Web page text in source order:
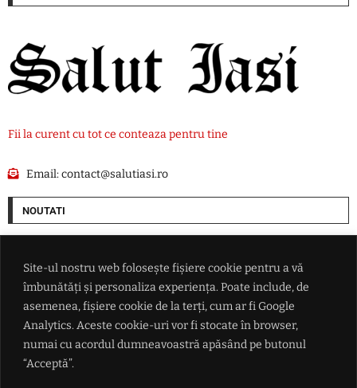
Site-ul nostru web folosește fișiere cookie pentru a vă
îmbunătăți și personaliza experiența. Poate include, de
asemenea, fișiere cookie de la terți, cum ar fi Google
Analytics. Aceste cookie-uri vor fi stocate în browser,
numai cu acordul dumneavoastră apăsând pe butonul
“Acceptă”.
Fii la curent cu tot ce conteaza pentru tine
Email:contact@salutiasi.ro
NOUTATI
China se pregătește pentru taifunul Dolphin: peste 1.500 de zboruri
anulate și evacuări pe coasta de est
Lionel Messi a ajuns în Argentina pentru înmormântarea tatălui său